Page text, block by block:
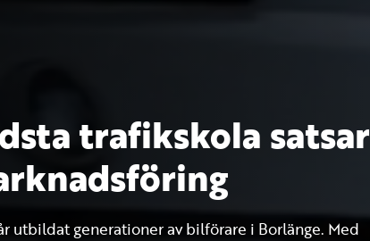
trafikskola satsar
utbildat generationer av bilförare i Borlänge. Med